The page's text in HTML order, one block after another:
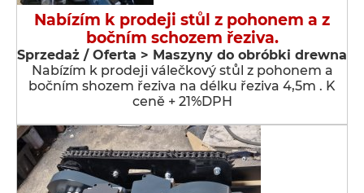
Nabízím k prodeji stůl z pohonem a z
bočním schozem řeziva.
Sprzedaż / Oferta > Maszyny do obróbki drewna
Nabízím k prodeji válečkový stůl z pohonem a
bočním shozem řeziva na délku řeziva 4,5m . K
ceně + 21%DPH